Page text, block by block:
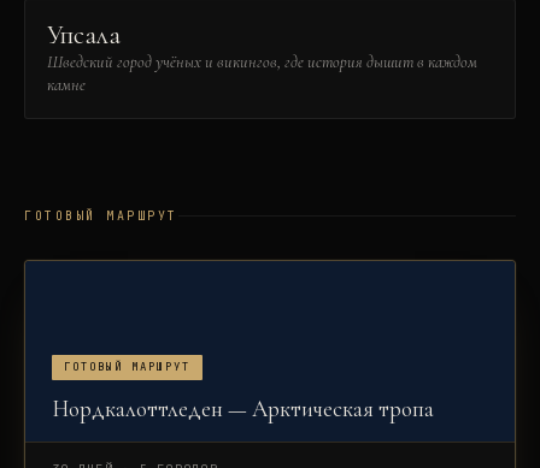
Упсала
Шведский город учёных и викингов, где история дышит в каждом
камне
ГОТОВЫЙ МАРШРУТ
ГОТОВЫЙ МАРШРУТ
Нордкалоттледен — Арктическая тропа